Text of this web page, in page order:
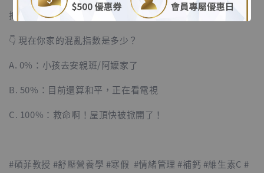
把自己照顧好，才有力氣跟孩子鬥智鬥勇！
👇 現在你家的混亂指數是多少？
A. 0%：小孩去安親班/阿嬤家了
B. 50%：目前還算和平，正在看電視
C. 100%：救命啊！屋頂快被掀開了！
#碩菲教授 #舒壓營養學 #寒假 #情緒管理 #補鈣 #維生素C #